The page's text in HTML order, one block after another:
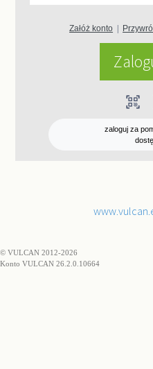
Załóż konto
qr_code_scanner
zaloguj za
© VULCAN 2012-2026
Konto VULCAN 26.2.0.10664